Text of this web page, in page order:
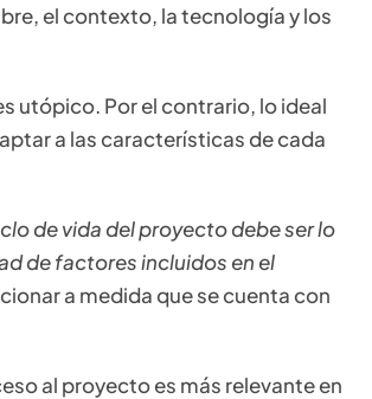
el contexto, la tecnología y los
utópico. Por el contrario, lo ideal
a las características de cada
de vida del proyecto debe ser lo
de factores incluidos en el
a medida que se cuenta con
al proyecto es más relevante en